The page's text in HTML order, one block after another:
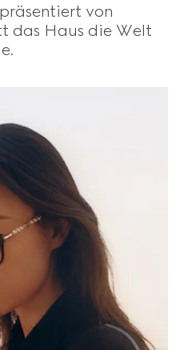
von
das Haus die Welt